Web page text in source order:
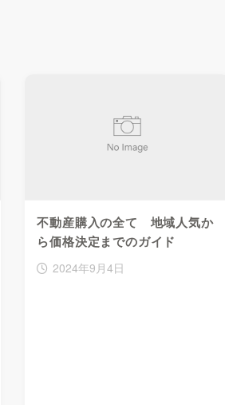
不動産購入の全て 地域人気か
ら価格決定までのガイド
2024年9月4日